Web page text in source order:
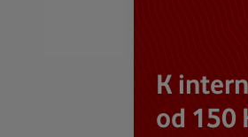
K
od 150